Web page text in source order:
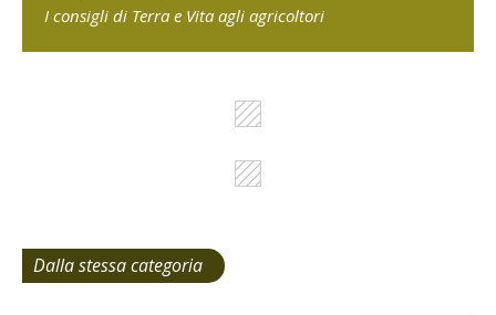
I consigli di Terra e Vita agli agricoltori
Dalla stessa categoria